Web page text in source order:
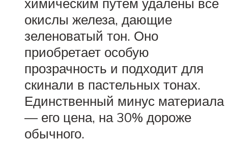
окислы железа, дающие
зеленоватый тон. Оно
приобретает особую
прозрачность и подходит для
скинали в пастельных тонах.
Единственный минус материала
— его цена, на 30% дороже
обычного.